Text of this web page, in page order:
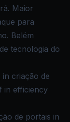
Maior
para
Belém
tecnologia do
in criação de
in efficiency
de portais in